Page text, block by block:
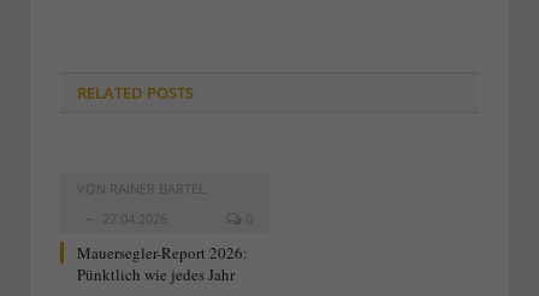
RELATED POSTS
VON RAINER BARTEL
27.04.2026
0
Mauersegler-Report 2026:
Pünktlich wie jedes Jahr